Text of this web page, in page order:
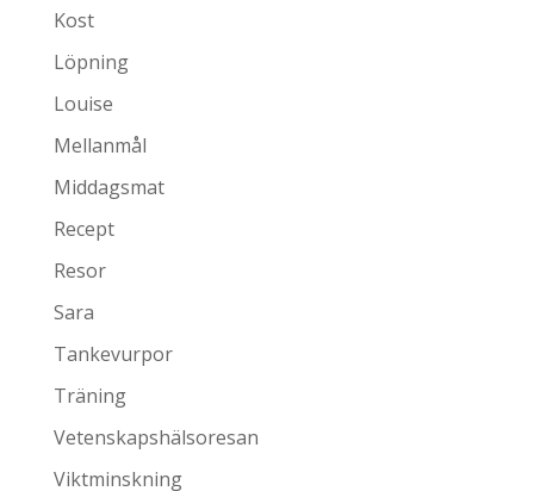
Kost
Löpning
Louise
Mellanmål
Middagsmat
Recept
Resor
Sara
Tankevurpor
Träning
Vetenskapshälsoresan
Viktminskning